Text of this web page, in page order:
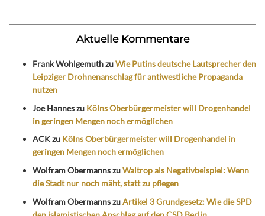
Aktuelle Kommentare
Frank WohlgemuthzuWie Putins deutsche Lautsprecher den
Leipziger Drohnenanschlag für antiwestliche Propaganda
nutzen
Joe Hanneszu Kölns Oberbürgermeister will Drogenhandel
in geringen Mengen noch ermöglichen
ACKzu Kölns Oberbürgermeister will Drogenhandel in
geringen Mengen noch ermöglichen
Wolfram ObermannszuWaltrop als Negativbeispiel: Wenn
die Stadt nur noch mäht, statt zu pflegen
Wolfram ObermannszuArtikel 3 Grundgesetz: Wie die SPD